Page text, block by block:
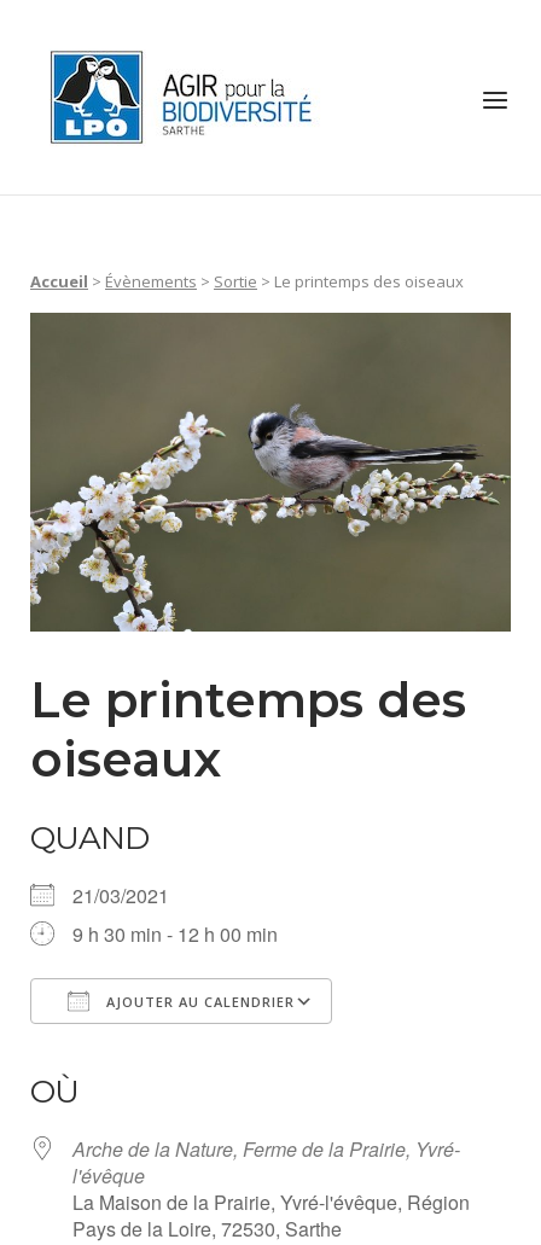
content
Menu
Accueil > Évènements > Sortie > Le printemps des oiseaux
Le printemps des
oiseaux
QUAND
21/03/2021
9 h 30 min - 12 h 00 min
AJOUTER AU CALENDRIER
OÙ
Arche de la Nature, Ferme de la Prairie, Yvré-
l'évêque
La Maison de la Prairie, Yvré-l'évêque, Région
Pays de la Loire, 72530, Sarthe